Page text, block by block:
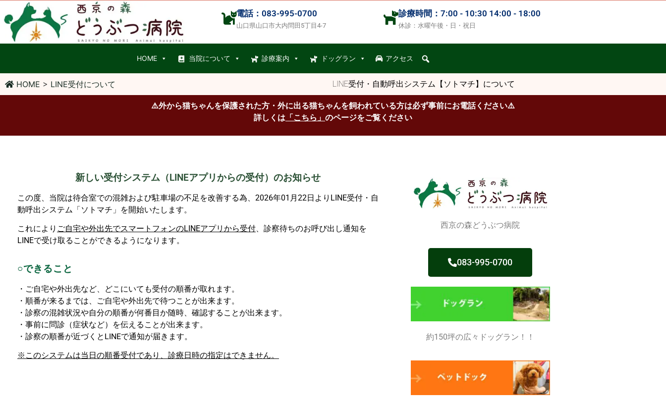
電話：083-995-0700
山口県山口市大内問田5丁目4-7
診療時間：7:00 - 10:30 14:00 - 18:00
休診：水曜午後・日・祝日
HOME 当院について 診療案内 ドッグラン アクセス
HOME > LINE受付について LINE受付・自動呼出システム【ソトマチ】について​
⚠️外から猫ちゃんを保護された方・外に出る猫ちゃんを飼われている方は必ず事前にお電話ください⚠️
詳しくは 「こちら」 のページをご覧ください
新しい受付システム（LINEアプリからの受付）のお知らせ
この度、当院は待合室での混雑および駐車場の不足を改善する為、2026年01月22日よりLINE受付・自
動呼出システム「ソトマチ」を開始いたします。
これにより ご自宅や外出先でスマートフォンのLINEアプリから受付、診察待ちのお呼び出し通知を
LINEで受け取ることができるようになります。
○できること
・ご自宅や外出先など、どこにいても受付の順番が取れます。
・順番が来るまでは、ご自宅や外出先で待つことが出来ます。
・診察の混雑状況や自分の順番が何番目か随時、確認することが出来ます。
・事前に問診（症状など）を伝えることが出来ます。
・診察の順番が近づくとLINEで通知が届きます。
※このシステムは当日の順番受付であり、診療日時の指定はできません。
西京の森どうぶつ病院
083-995-0700
約150坪の広々ドッグラン！！